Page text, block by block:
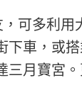
可多利用
下車，或
三月寶宮